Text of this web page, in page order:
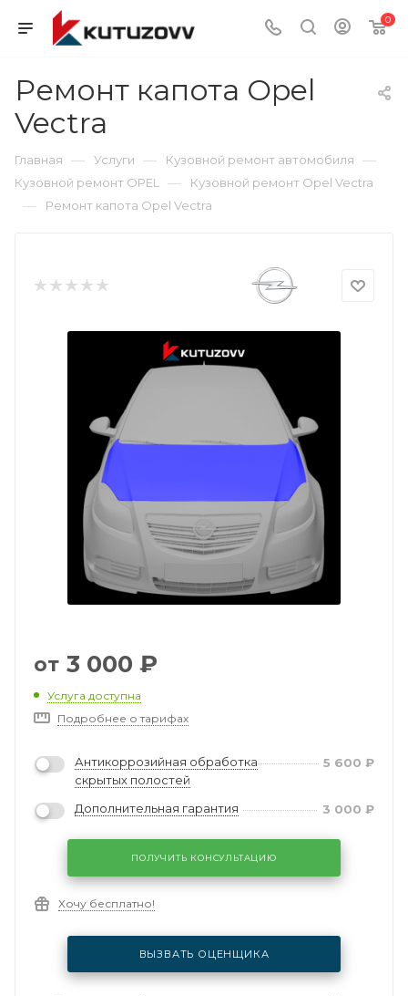
0
Ремонт капота Opel
Vectra
Главная — Услуги — Кузовной ремонт автомобиля —
Кузовной ремонт OPEL — Кузовной ремонт Opel Vectra
— Ремонт капота Opel Vectra
от 3 000 ₽
Услуга доступна
Подробнее о тарифах
Антикоррозийная обработка
скрытых полостей
5 600 ₽
Дополнительная гарантия 3 000 ₽
ПОЛУЧИТЬ КОНСУЛЬТАЦИЮ
Хочу бесплатно!
ВЫЗВАТЬ ОЦЕНЩИКА